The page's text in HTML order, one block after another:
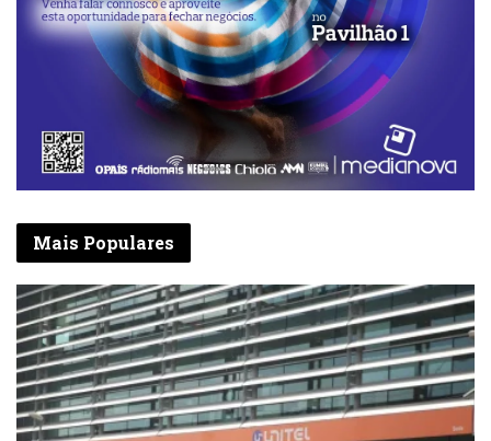
Mais Populares